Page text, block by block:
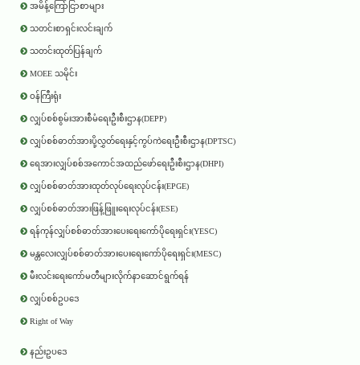
အမိန့်ကြော်ငြာစာများ
သတင်းစာရှင်းလင်းချက်
သတင်းထုတ်ပြန်ချက်
MOEE သမိုင်း
ဝန်ကြီးရုံး
လျှပ်စစ်စွမ်းအားစီမံရေးဦးစီးဌာန(DEPP)
လျှပ်စစ်ဓာတ်အားပို့လွှတ်ရေးနှင့်ကွပ်ကဲရေးဦးစီးဌာန(DPTSC)
ရေအားလျှပ်စစ်အကောင်အထည်ဖော်ရေးဦးစီးဌာန(DHPI)
လျှပ်စစ်ဓာတ်အားထုတ်လုပ်ရေးလုပ်ငန်း(EPGE)
လျှပ်စစ်ဓာတ်အားဖြန့်ဖြူးရေးလုပ်ငန်း(ESE)
ရန်ကုန်လျှပ်စစ်ဓာတ်အားပေးရေးကော်ပိုရေးရှင်း(YESC)
မန္တလေးလျှပ်စစ်ဓာတ်အားပေးရေးကော်ပိုရေးရှင်း(MESC)
မီးလင်းရေးကော်မတီများလိုက်နာဆောင်ရွက်ရန်
လျှပ်စစ်ဥပဒေ
Right of Way
နည်းဥပဒေ